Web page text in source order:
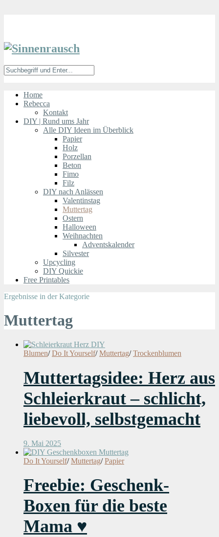
Home
Rebecca
Kontakt
DIY | Rund ums Jahr
Alle DIY Ideen im Überblick
Papier
Holz
Porzellan
Beton
Fimo
Filz
DIY nach Anlässen
Valentinstag
Muttertag
Ostern
Halloween
Weihnachten
Adventskalender
Silvester
Upcycling
DIY Quickie
Free Printables
Ergebnisse in der Kategorie
Muttertag
Blumen/ Do It Yourself/ Muttertag/ Trockenblumen
Muttertagsidee: Herz aus
Schleierkraut – schlicht,
liebevoll, selbstgemacht
9. Mai 2025
Do It Yourself/ Muttertag/ Papier
Freebie: Geschenk-
Boxen für die beste
Mama ♥